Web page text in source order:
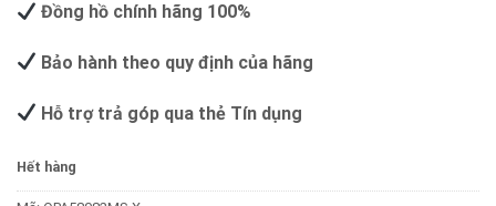
Đồng hồ chính hãng 100%
Bảo hành theo quy định của hãng
Hỗ trợ trả góp qua thẻ Tín dụng
Hết hàng